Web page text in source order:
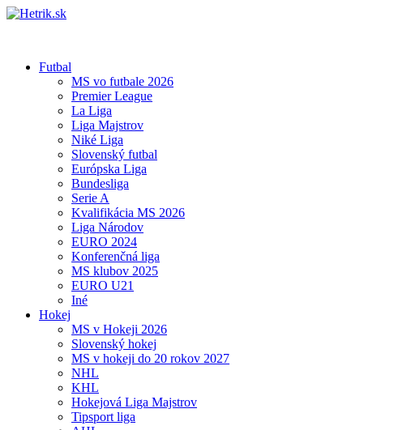
Futbal
MS vo futbale 2026
Premier League
La Liga
Liga Majstrov
Niké Liga
Slovenský futbal
Európska Liga
Bundesliga
Serie A
Kvalifikácia MS 2026
Liga Národov
EURO 2024
Konferenčná liga
MS klubov 2025
EURO U21
Iné
Hokej
MS v Hokeji 2026
Slovenský hokej
MS v hokeji do 20 rokov 2027
NHL
KHL
Hokejová Liga Majstrov
Tipsport liga